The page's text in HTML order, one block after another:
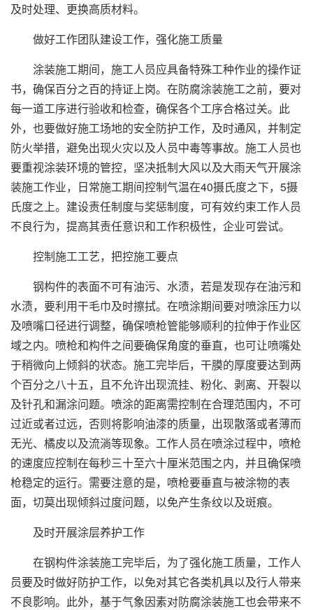
及时处理、更换高质材料。
做好工作团队建设工作，强化施工质量
涂装施工期间，施工人员应具备特殊工种作业的操作证
书，确保百分之百的持证上岗。在防腐涂装施工之前，要对
每一道工序进行验收和检查，确保各个工序合格过关。此
外，也要做好施工场地的安全防护工作，及时通风，并制定
防火举措，避免出现火灾以及人员中毒等事故。施工人员也
要重视涂装环境的管控，坚决抵制大风以及大雨天气开展涂
装施工作业，日常施工期间控制气温在40摄氏度之下，5摄
氏度之上。建设责任制度与奖惩制度，可有效约束工作人员
不良行为，提高其责任意识和工作积极性，企业可尝试。
控制施工工艺，把控施工要点
钢构件的表面不可有油污、水渍，若是发现存在油污和
水渍，要利用干毛巾及时擦拭。在喷涂期间要对喷涂压力以
及喷嘴口径进行调整，确保喷枪管能够顺利的拉伸于作业区
域之内。喷枪和构件之间要确保角度的垂直，也可让喷嘴处
于稍微向上倾斜的状态。施工完毕后，干膜的厚度要达到两
个百分之八十五，且不允许出现流挂、粉化、剥离、开裂以
及针孔和漏涂问题。喷涂的距离需控制在合理范围内，不可
过近或者过远，否则将影响油漆的质量，出现散落或者薄而
无光、橘皮以及流淌等现象。工作人员在喷涂过程中，喷枪
的速度应控制在每秒三十至六十厘米范围之内，并且确保喷
枪稳定的运行。需要注意的是，喷枪要垂直与被涂物的表
面，切莫出现倾斜过度问题，以免产生条纹以及斑痕。
及时开展涂层养护工作
在钢构件涂装施工完毕后，为了强化施工质量，工作人
员要及时做好防护工作，以免对其它各类机具以及行人带来
不良影响。此外，基于气象因素对防腐涂装施工也会带来不